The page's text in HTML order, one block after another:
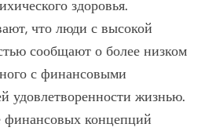
здоровья.
что люди с высокой
сообщают о более низком
с финансовыми
удовлетворенности жизнью.
финансовых концепций